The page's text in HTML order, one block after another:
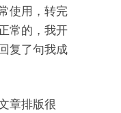
使用，转完
常的，我开
复了句我成
章排版很